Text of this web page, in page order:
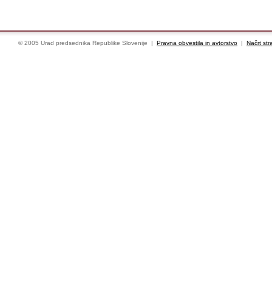
© 2005 Urad predsednika Republike Slovenije | Pravna obvestila in avtorstvo | Načrt